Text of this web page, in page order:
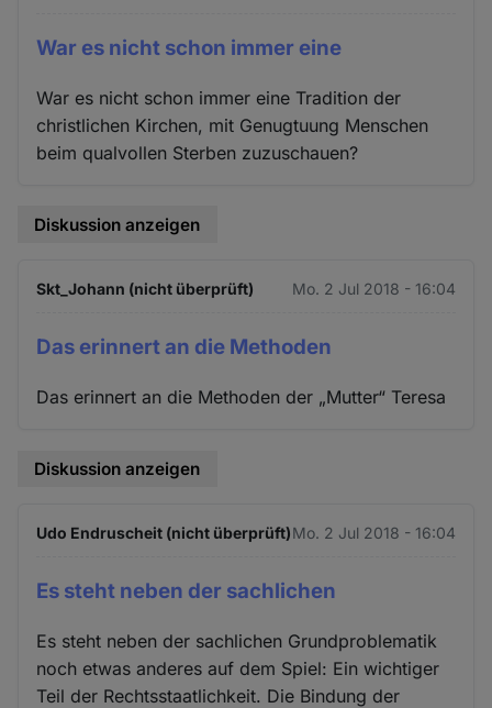
War es nicht schon immer eine
War es nicht schon immer eine Tradition der
christlichen Kirchen, mit Genugtuung Menschen
beim qualvollen Sterben zuzuschauen?
Diskussion anzeigen
Skt_Johann (nicht überprüft) Mo. 2 Jul 2018 - 16:04
Das erinnert an die Methoden
Das erinnert an die Methoden der „Mutter“ Teresa
Diskussion anzeigen
Udo Endruscheit (nicht überprüft)Mo. 2 Jul 2018 - 16:04
Es steht neben der sachlichen
Es steht neben der sachlichen Grundproblematik
noch etwas anderes auf dem Spiel: Ein wichtiger
Teil der Rechtsstaatlichkeit. Die Bindung der